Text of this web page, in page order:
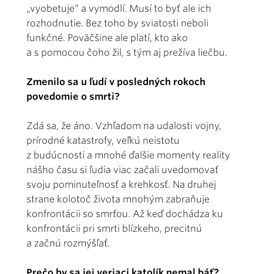
„vyobetuje“ a vymodlí. Musí to byť ale ich
rozhodnutie. Bez toho by sviatosti neboli
funkčné. Poväčšine ale platí, kto ako
a s pomocou čoho žil, s tým aj prežíva liečbu.
Zmenilo sa u ľudí v posledných rokoch
povedomie o smrti?
Zdá sa, že áno. Vzhľadom na udalosti vojny,
prírodné katastrofy, veľkú neistotu
z budúcnosti a mnohé ďalšie momenty reality
nášho času si ľudia viac začali uvedomovať
svoju pominuteľnosť a krehkosť. Na druhej
strane kolotoč života mnohým zabraňuje
konfrontácii so smrťou. Až keď dochádza ku
konfrontácii pri smrti blízkeho, precitnú
a začnú rozmýšľať.